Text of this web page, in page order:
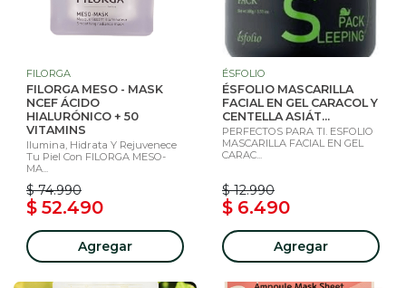
FILORGA
FILORGA MESO - MASK
NCEF ÁCIDO
HIALURÓNICO + 50
VITAMINS
Ilumina, Hidrata Y Rejuvenece
Tu Piel Con FILORGA MESO-
MA...
$ 74.990
$ 52.490
Agregar
ÉSFOLIO
ÉSFOLIO MASCARILLA
FACIAL EN GEL CARACOL Y
CENTELLA ASIÁT...
PERFECTOS PARA TI. ESFOLIO
MASCARILLA FACIAL EN GEL
CARAC...
$ 12.990
$ 6.490
Agregar